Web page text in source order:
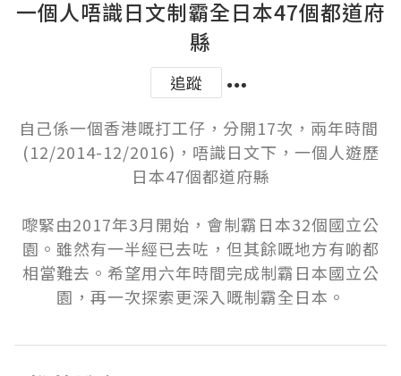
一個人唔識日文制霸全日本47個都道府
縣
追蹤
自己係一個香港嘅打工仔，分開17次，兩年時間
(12/2014-12/2016)，唔識日文下，一個人遊歷
日本47個都道府縣
嚟緊由2017年3月開始，會制霸日本32個國立公
園。雖然有一半經已去咗，但其餘嘅地方有啲都
相當難去。希望用六年時間完成制霸日本國立公
園，再一次探索更深入嘅制霸全日本。